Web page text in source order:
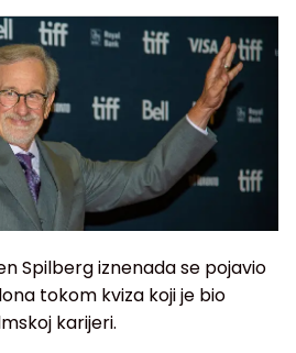
Spilberg iznenada se pojavio
tokom kviza koji je bio
karijeri.